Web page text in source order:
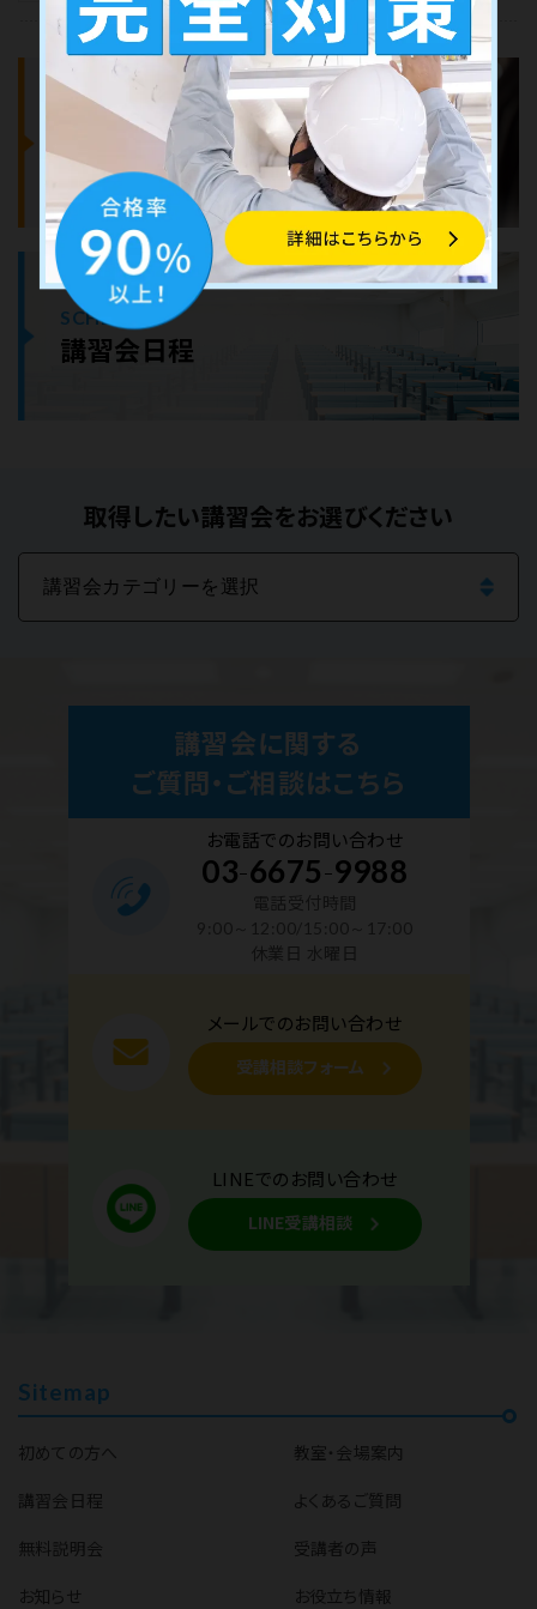
COURSES
講習会案内
SCHEDULE
講習会日程
取得したい講習会をお選びください
講習会に関する
ご質問・ご相談はこちら
お電話でのお問い合わせ
03-6675-9988
メールでのお問い合わせ
受講相談フォーム
LINEでのお問い合わせ
LINE受講相談
Sitemap
初めての方へ
教室・会場案内
講習会日程
よくあるご質問
無料説明会
受講者の声
お知らせ
お役立ち情報